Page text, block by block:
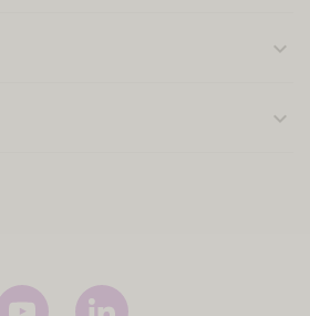
expand_more
expand_more